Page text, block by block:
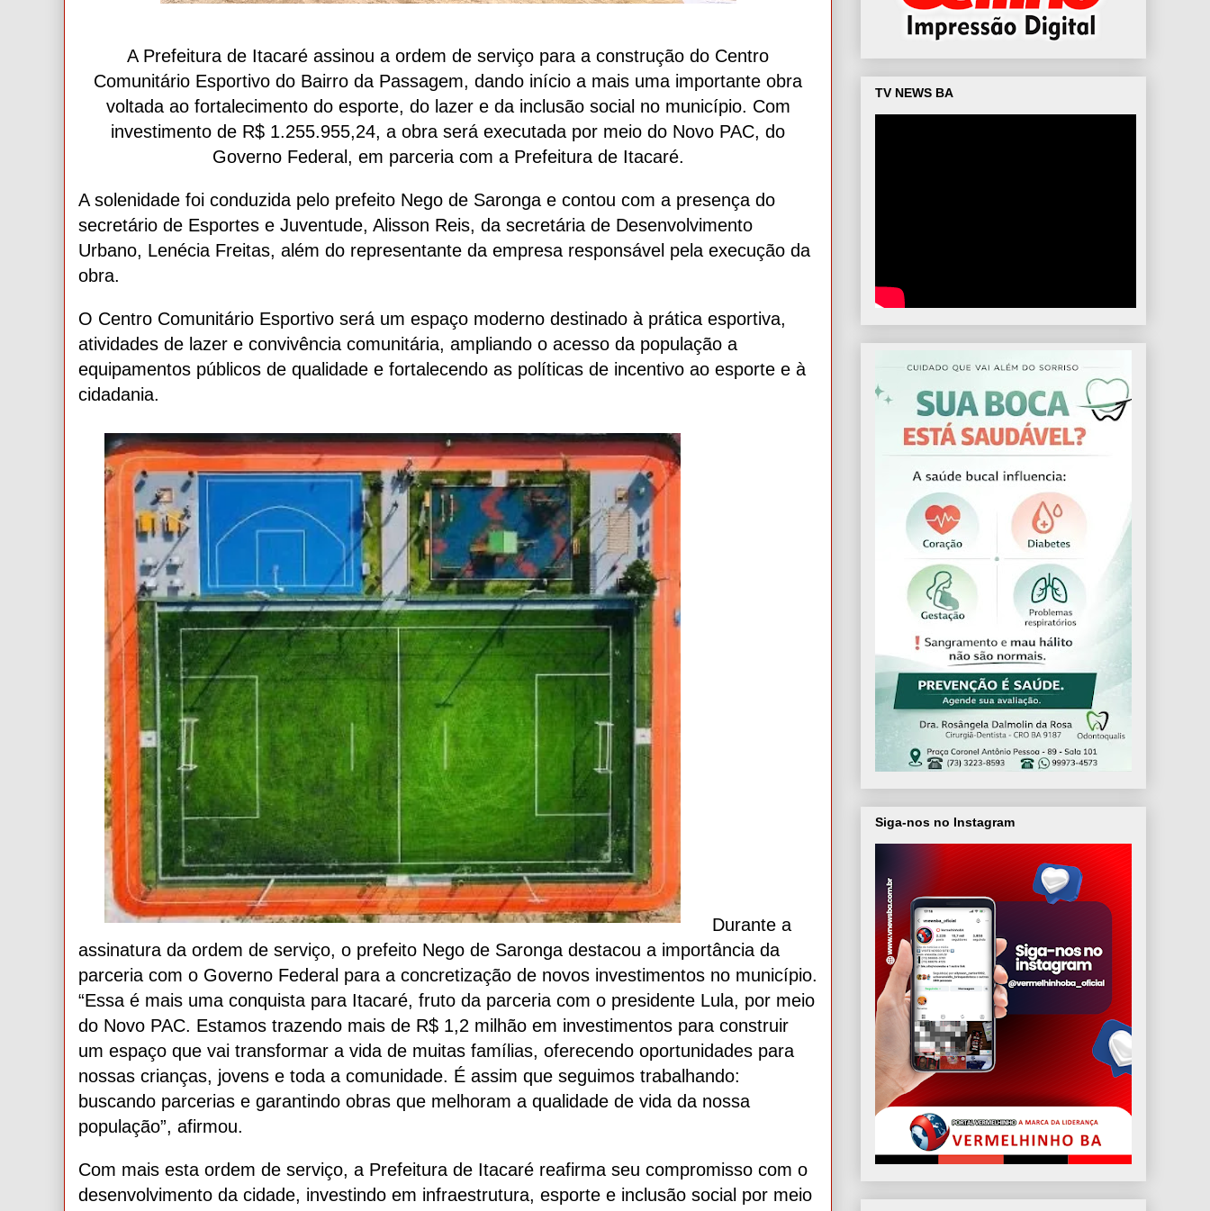
A Prefeitura de Itacaré assinou a ordem de serviço para a construção do Centro
Comunitário Esportivo do Bairro da Passagem, dando início a mais uma importante obra
voltada ao fortalecimento do esporte, do lazer e da inclusão social no município. Com
investimento de R$ 1.255.955,24, a obra será executada por meio do Novo PAC, do
Governo Federal, em parceria com a Prefeitura de Itacaré.
A solenidade foi conduzida pelo prefeito Nego de Saronga e contou com a presença do
secretário de Esportes e Juventude, Alisson Reis, da secretária de Desenvolvimento
Urbano, Lenécia Freitas, além do representante da empresa responsável pela execução da
obra.
O Centro Comunitário Esportivo será um espaço moderno destinado à prática esportiva,
atividades de lazer e convivência comunitária, ampliando o acesso da população a
equipamentos públicos de qualidade e fortalecendo as políticas de incentivo ao esporte e à
cidadania.
Durante a
assinatura da ordem de serviço, o prefeito Nego de Saronga destacou a importância da
parceria com o Governo Federal para a concretização de novos investimentos no município.
“Essa é mais uma conquista para Itacaré, fruto da parceria com o presidente Lula, por meio
do Novo PAC. Estamos trazendo mais de R$ 1,2 milhão em investimentos para construir
um espaço que vai transformar a vida de muitas famílias, oferecendo oportunidades para
nossas crianças, jovens e toda a comunidade. É assim que seguimos trabalhando:
buscando parcerias e garantindo obras que melhoram a qualidade de vida da nossa
população”, afirmou.
Com mais esta ordem de serviço, a Prefeitura de Itacaré reafirma seu compromisso com o
desenvolvimento da cidade, investindo em infraestrutura, esporte e inclusão social por meio
TV NEWS BA
Siga-nos no Instagram